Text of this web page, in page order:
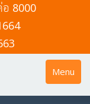
อ 8000
Toggle
Menu